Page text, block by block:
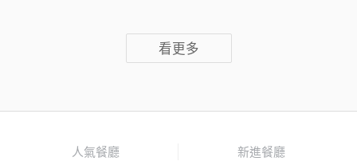
看更多
人氣餐廳 新進餐廳